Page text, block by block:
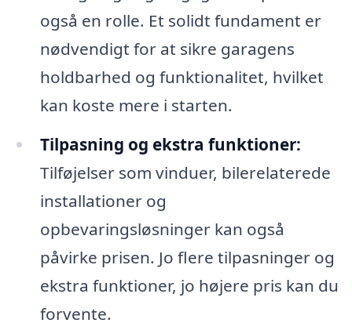
også en rolle. Et solidt fundament er
nødvendigt for at sikre garagens
holdbarhed og funktionalitet, hvilket
kan koste mere i starten.
Tilpasning og ekstra funktioner:
Tilføjelser som vinduer, bilerelaterede
installationer og
opbevaringsløsninger kan også
påvirke prisen. Jo flere tilpasninger og
ekstra funktioner, jo højere pris kan du
forvente.